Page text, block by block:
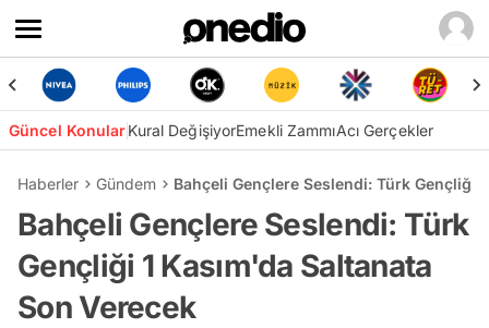
Güncel KonularKural DeğişiyorEmekli ZammıAcı Gerçekler
Haberler Gündem Bahçeli Gençlere Seslendi: Türk Gençliği
Bahçeli Gençlere Seslendi: Türk
Gençliği 1 Kasım'da Saltanata
Son Verecek